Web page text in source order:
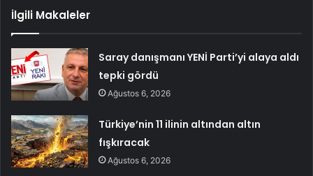
İlgili Makaleler
Saray danışmanı YENİ Parti’yi alaya aldı
tepki gördü
Ağustos 6, 2026
Türkiye’nin 11 ilinin altından altın
fışkıracak
Ağustos 6, 2026